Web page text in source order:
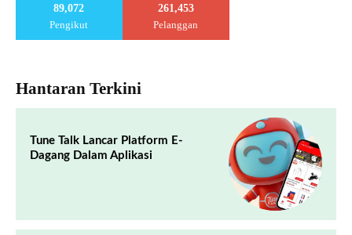
89,072
Pengikut
261,453
Pelanggan
Hantaran Terkini
Tune Talk Lancar Platform E-
Dagang Dalam Aplikasi